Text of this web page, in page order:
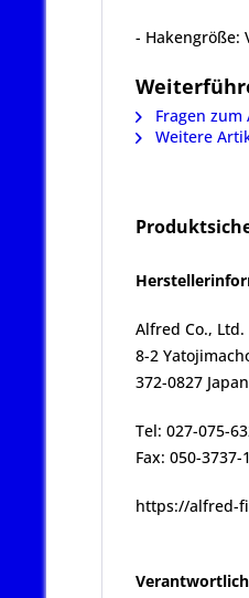
- Hakengröße:
Fragen zum
Weitere
Alfred Co., Ltd.
8-2
372-0827 Japan
Tel: 027-075-
Fax: 050-3737-
https://alfred-